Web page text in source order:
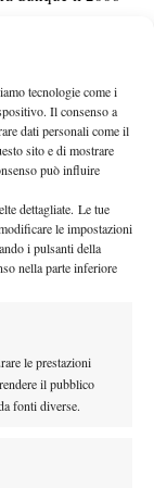
tecnologie come i
Il consenso a
dati personali come il
sito e di mostrare
può influire
dettagliate. Le tue
le impostazioni
i pulsanti della
nella parte inferiore
le prestazioni
il pubblico
fonti diverse.
condito da 2
Tennis Center
Masters 1000